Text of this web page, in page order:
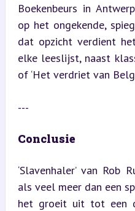
Boekenbeurs in
op het ongekende,
dat opzicht verdient
elke leeslijst, naast
of ‘Het verdriet van
---
Conclusie
‘Slavenhaler’ van Rob
als veel meer dan een
het groeit uit tot een